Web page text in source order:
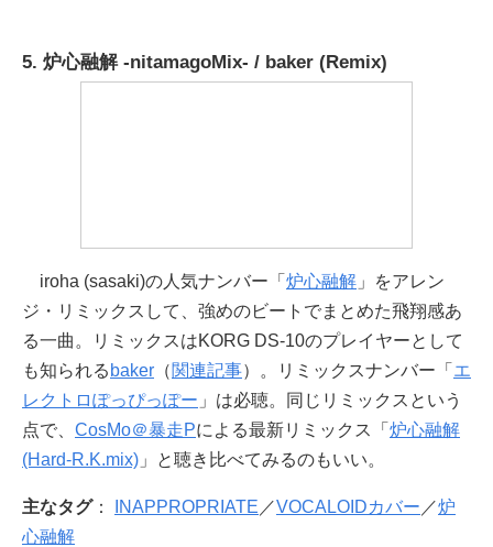
5. 炉心融解 -nitamagoMix- / baker (Remix)
iroha (sasaki)の人気ナンバー「 炉心融解 」をアレン
ジ・リミックスして、強めのビートでまとめた飛翔感あ
る一曲。リミックスはKORG DS-10のプレイヤーとして
も知られる baker （関連記事）。リミックスナンバー「 エ
レクトロぽっぴっぽー 」は必聴。同じリミックスという
点で、 CosMo＠暴走Pによる最新リミックス「 炉心融解
(Hard-R.K.mix) 」と聴き比べてみるのもいい。
主なタグ： INAPPROPRIATE ／VOCALOIDカバー ／炉
心融解